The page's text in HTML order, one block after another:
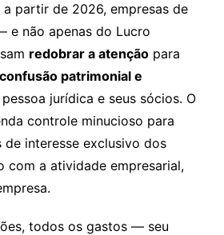
a partir de 2026, empresas de
e não apenas do Lucro
redobrar a atençãopara
patrimonial e
jurídica e seus sócios. O
controle minucioso para
interesse exclusivo dos
com a atividade empresarial,
todos os gastos — seu